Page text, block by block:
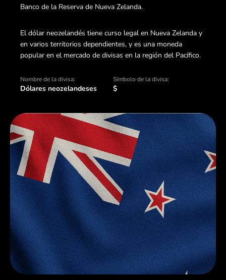
Banco de la Reserva de Nueva Zelanda.
El dólar neozelandés tiene curso legal en Nueva Zelanda y
en varios territorios dependientes, y es una moneda
popular en el mercado de divisas en la región del Pacífico.
Nombre de la divisa:
Dólares neozelandeses
Símbolo de la divisa:
$